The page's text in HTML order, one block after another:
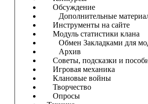
Обсуждение
Дополнительные
Инструменты на сайте
Модуль статистики клана
Обмен Закладками для
Архив
Советы, подсказки и
Игровая механика
Клановые войны
Творчество
Опросы